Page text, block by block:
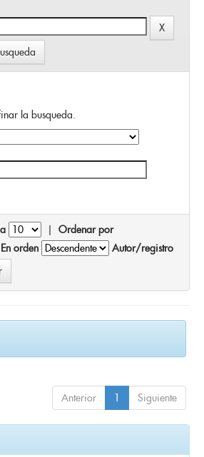
la busqueda.
| Ordenar por
En orden
Autor/registro
Anterior 1 Siguiente